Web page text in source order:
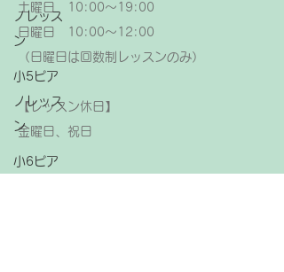
ノレッス
ン
小5ピア
ノレッス
ン
小6ピア
土曜日 10:00～19:00
日曜日 10:00～12:00
（日曜日は回数制レッスンのみ）
【レッスン休日】
金曜日、祝日